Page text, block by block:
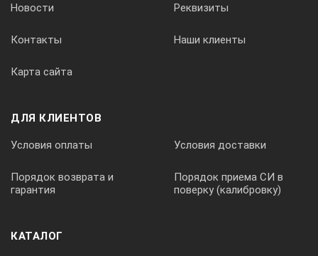
Шаг изменения тока трубки,мА
0,1
0,1
Новости Реквизиты
Контакты Наши клиенты
Карта сайта
ДЛЯ КЛИЕНТОВ
Условия оплаты Условия доставки
Порядок возврата и
гарантия
Порядок приема СИ в
поверку (калибровку)
КАТАЛОГ